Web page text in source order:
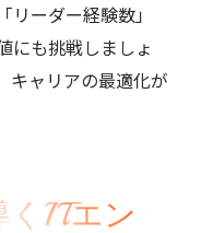
ーダー経験数」
にも挑戦しましょ
キャリアの最適化が
ITエン